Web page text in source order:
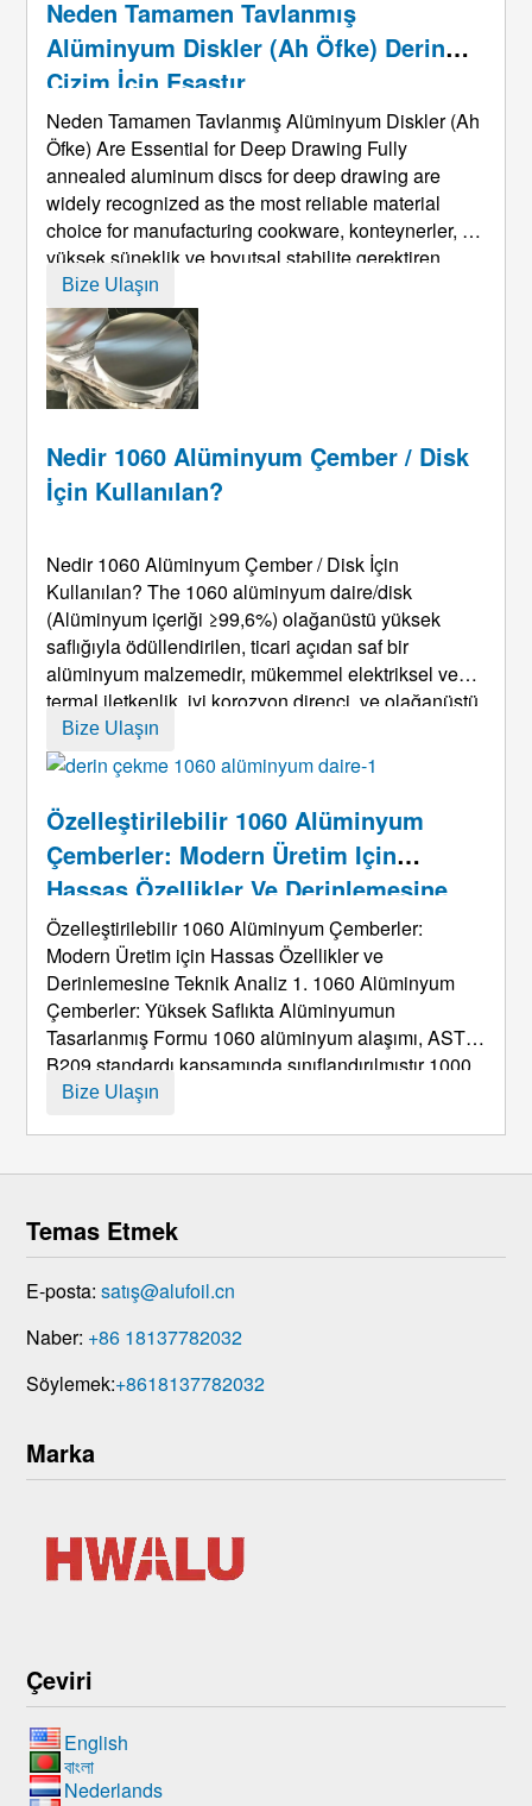
Neden Tamamen Tavlanmış
Alüminyum Diskler (Ah Öfke) Derin
Çizim İçin Esastır
Neden Tamamen Tavlanmış Alüminyum Diskler (Ah
Öfke)Are Essential for Deep Drawing Fully
annealed aluminum discs for deep drawing are
widely recognized as the most reliable material
choice for manufacturing cookware, konteynerler, ve
yüksek süneklik ve boyutsal stabilite gerektiren
şekillendirilmiş alüminyum ürünler. Derin çekme
işlemleri şiddetli deformasyon içerdiğinde,
alüminyum diskin metalurjik durumu ...
Bize Ulaşın
Nedir 1060 Alüminyum Çember / Disk
İçin Kullanılan?
Nedir 1060 Alüminyum Çember / Disk İçin
Kullanılan?The 1060 alüminyum daire/disk
(Alüminyum içeriği ≥99,6%) olağanüstü yüksek
saflığıyla ödüllendirilen, ticari açıdan saf bir
alüminyum malzemedir, mükemmel elektriksel ve
termal iletkenlik, iyi korozyon direnci, ve olağanüstü
şekillendirilebilirlik. Birçok endüstride temel
malzeme olarak hizmet eder. Temel uygulamaları
büyük ölçüde aşağıdakilerle örtüşmektedir: 1050
bira ...
Bize Ulaşın
Özelleştirilebilir 1060 Alüminyum
Çemberler: Modern Üretim Için
Hassas Özellikler Ve Derinlemesine
Teknik Analiz
Özelleştirilebilir 1060 Alüminyum Çemberler:
Modern Üretim için Hassas Özellikler ve
Derinlemesine Teknik Analiz 1. 1060 Alüminyum
Çemberler: Yüksek Saflıkta Alüminyumun
Tasarlanmış Formu 1060 alüminyum alaşımı, ASTM
B209 standardı kapsamında sınıflandırılmıştır 1000
serisi alaşım, minimum alüminyum içeriğine sahip
...
Bize Ulaşın
Temas Etmek
E-posta:satış@alufoil.cn
Naber: +86 18137782032
Söylemek:+8618137782032
Marka
Çeviri
English
বাংলা
Nederlands